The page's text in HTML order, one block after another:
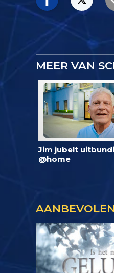
MEER VAN
Jim jubelt
@home
AANBEVOLEN